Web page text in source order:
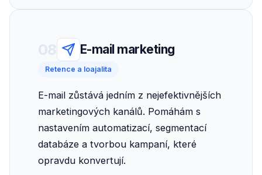
E-mail marketing
Retence a loajalita
E-mail zůstává jedním z nejefektivnějších
marketingových kanálů. Pomáhám s
nastavením automatizací, segmentací
databáze a tvorbou kampaní, které
opravdu konvertují.